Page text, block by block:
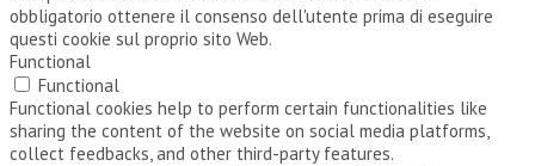
obbligatorio ottenere il consenso dell'utente prima di eseguire
questi cookie sul proprio sito Web.
Functional
Functional
Functional cookies help to perform certain functionalities like
sharing the content of the website on social media platforms,
collect feedbacks, and other third-party features.